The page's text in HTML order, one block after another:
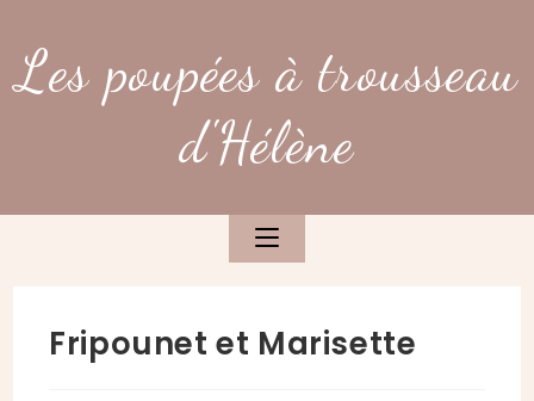
content
Les poupées à trousseau
d'Hélène
Fripounet et Marisette